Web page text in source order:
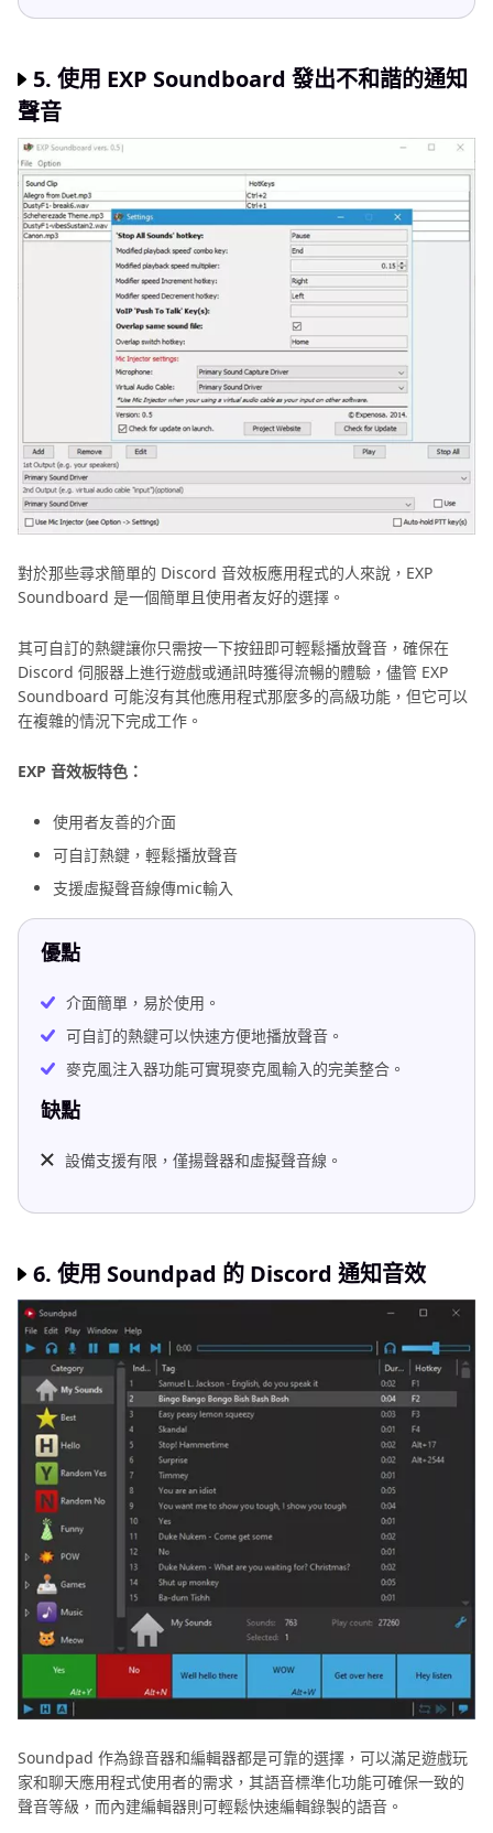
5. 使用 EXP Soundboard 發出不和諧的通知
聲音
對於那些尋求簡單的 Discord 音效板應用程式的人來說，EXP
Soundboard 是一個簡單且使用者友好的選擇。
其可自訂的熱鍵讓你只需按一下按鈕即可輕鬆播放聲音，確保在
Discord 伺服器上進行遊戲或通訊時獲得流暢的體驗，儘管 EXP
Soundboard 可能沒有其他應用程式那麼多的高級功能，但它可以
在複雜的情況下完成工作。
EXP 音效板特色：
使用者友善的介面
可自訂熱鍵，輕鬆播放聲音
支援虛擬聲音線傳mic輸入
優點
介面簡單，易於使用。
可自訂的熱鍵可以快速方便地播放聲音。
麥克風注入器功能可實現麥克風輸入的完美整合。
缺點
設備支援有限，僅揚聲器和虛擬聲音線。
6. 使用 Soundpad 的 Discord 通知音效
Soundpad 作為錄音器和編輯器都是可靠的選擇，可以滿足遊戲玩
家和聊天應用程式使用者的需求，其語音標準化功能可確保一致的
聲音等級，而內建編輯器則可輕鬆快速編輯錄製的語音。